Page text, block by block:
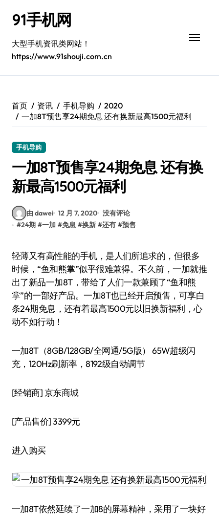
91手机网
大型手机资讯类网站！
https://www.91shouji.com.cn
首页 资讯 手机导购
2020
一加8T预售享24期免息 还有换新最高1500元福利
手机导购
一加8T预售享24期免息 还有换
新最高1500元福利
由 dawei 12 月 7, 2020 没有评论
#24期 #一加 #免息 #换新 #还有 #预售
轻薄又有高性能的手机，是人们所追求的，但很多
时候，“鱼和熊掌”似乎很难兼得。不久前，一加就推
出了新品一加8T，带给了人们一款兼顾了“鱼和熊
掌”的一部好产品。一加8T也已经开启预售，可享白
条24期免息，还有着最高1500元以旧换新福利，心
动不如行动！
一加8T（8GB/128GB/全网通/5G版） 65W超级闪
充，120Hz刷新率，8192级自动调节
[经销商]京东商城
[产品售价]3399元
进入购买
一加8T依然延续了一加8的屏幕精神，采用了一块好